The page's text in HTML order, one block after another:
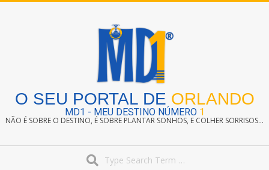
O SEU PORTAL DE ORLANDO
MD1 - MEU DESTINO NÚMERO 1
NÃO É SOBRE O DESTINO, É SOBRE PLANTAR SONHOS, E COLHER SORRISOS...